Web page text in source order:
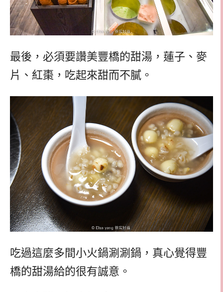
最後，必須要讚美豐橋的甜湯，蓮子、麥
片、紅棗，吃起來甜而不膩。
吃過這麼多間小火鍋涮涮鍋，真心覺得豐
橋的甜湯給的很有誠意。